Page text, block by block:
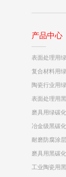
产品中心
表面处理用
复合材料用
陶瓷行业用
表面处理用
磨具用绿碳
冶金级黑碳
耐磨防腐涂
磨具用黑碳
工业陶瓷用